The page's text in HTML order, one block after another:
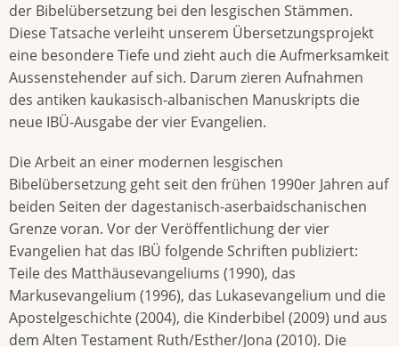
der Bibelübersetzung bei den lesgischen Stämmen.
Diese Tatsache verleiht unserem Übersetzungsprojekt
eine besondere Tiefe und zieht auch die Aufmerksamkeit
Aussenstehender auf sich. Darum zieren Aufnahmen
des antiken kaukasisch-albanischen Manuskripts die
neue IBÜ-Ausgabe der vier Evangelien.
Die Arbeit an einer modernen lesgischen
Bibelübersetzung geht seit den frühen 1990er Jahren auf
beiden Seiten der dagestanisch-aserbaidschanischen
Grenze voran. Vor der Veröffentlichung der vier
Evangelien hat das IBÜ folgende Schriften publiziert:
Teile des Matthäusevangeliums (1990), das
Markusevangelium (1996), das Lukasevangelium und die
Apostelgeschichte (2004), die Kinderbibel (2009) und aus
dem Alten Testament Ruth/Esther/Jona (2010). Die